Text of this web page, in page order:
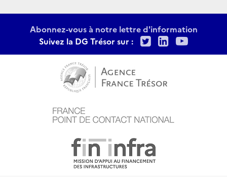
Abonnez-vous à notre lettre d'information
Suivez la DG Trésor sur :
TwitterLinkedIn